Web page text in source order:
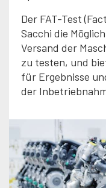
Der FAT-Test
Sacchi die
Versand der
zu testen, und
für Ergebnisse
der